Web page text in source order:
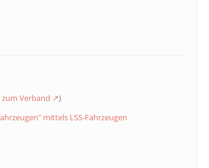
Verband
)
mittels LSS-Fahrzeugen